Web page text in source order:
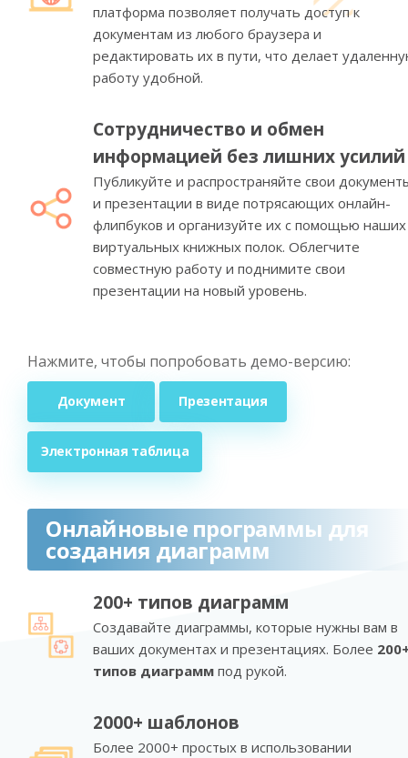
платформа позволяет получать доступ к
документам из любого браузера и
редактировать их в пути, что делает
работу удобной.
Сотрудничество и обмен
информацией без лишних усилий
Публикуйте и распространяйте свои
и презентации в виде потрясающих онлайн-
флипбуков и организуйте их с помощью наших
виртуальных книжных полок. Облегчите
совместную работу и поднимите свои
презентации на новый уровень.
Нажмите, чтобы попробовать демо-версию:
Документ Презентация
Электронная таблица
Онлайновые программы для
создания диаграмм
200+ типов диаграмм
Создавайте диаграммы, которые нужны вам в
ваших документах и презентациях. Более
типов диаграмм под рукой.
2000+ шаблонов
Более 2000+ простых в использовании